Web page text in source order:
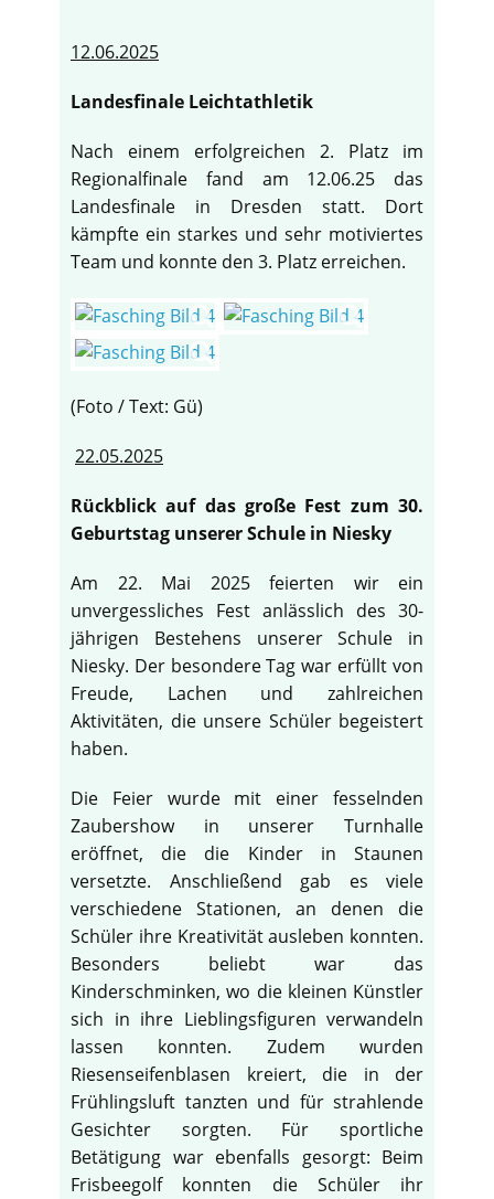
12.06.2025
Landesfinale Leichtathletik
Nach einem erfolgreichen 2. Platz im
Regionalfinale fand am 12.06.25 das
Landesfinale in Dresden statt. Dort
kämpfte ein starkes und sehr motiviertes
Team und konnte den 3. Platz erreichen.
(Foto / Text: Gü)
22.05.2025
Rückblick auf das große Fest zum 30.
Geburtstag unserer Schule in Niesky
Am 22. Mai 2025 feierten wir ein
unvergessliches Fest anlässlich des 30-
jährigen Bestehens unserer Schule in
Niesky. Der besondere Tag war erfüllt von
Freude, Lachen und zahlreichen
Aktivitäten, die unsere Schüler begeistert
haben.
Die Feier wurde mit einer fesselnden
Zaubershow in unserer Turnhalle
eröffnet, die die Kinder in Staunen
versetzte. Anschließend gab es viele
verschiedene Stationen, an denen die
Schüler ihre Kreativität ausleben konnten.
Besonders beliebt war das
Kinderschminken, wo die kleinen Künstler
sich in ihre Lieblingsfiguren verwandeln
lassen konnten. Zudem wurden
Riesenseifenblasen kreiert, die in der
Frühlingsluft tanzten und für strahlende
Gesichter sorgten. Für sportliche
Betätigung war ebenfalls gesorgt: Beim
Frisbeegolf konnten die Schüler ihr